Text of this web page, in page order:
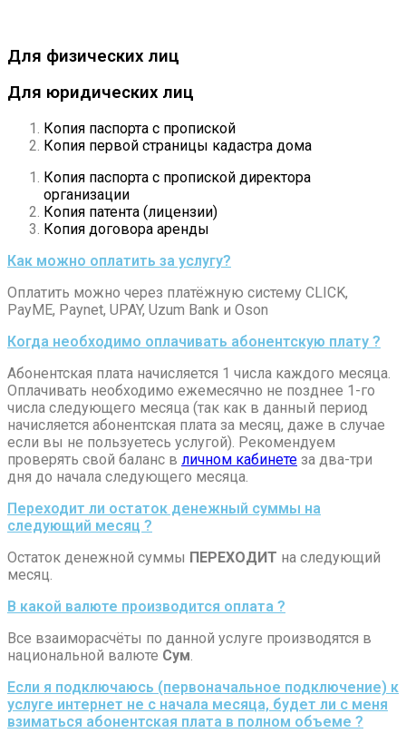
Для физических лиц
Для юридических лиц
Копия паспорта с пропиской
Копия первой страницы кадастра дома
Копия паспорта с пропиской директора
организации
Копия патента (лицензии)
Копия договора аренды
Как можно оплатить за услугу?
Оплатить можно через платёжную систему CLICK,
PayME, Paynet, UPAY, Uzum Bank и Oson
Когда необходимо оплачивать абонентскую плату ?
Абонентская плата начисляется 1 числа каждого месяца.
Оплачивать необходимо ежемесячно не позднее 1-го
числа следующего месяца (так как в данный период
начисляется абонентская плата за месяц, даже в случае
если вы не пользуетесь услугой). Рекомендуем
проверять свой баланс в личном кабинете за два-три
дня до начала следующего месяца.
Переходит ли остаток денежный суммы на
следующий месяц ?
Остаток денежной суммы ПЕРЕХОДИТ на следующий
месяц.
В какой валюте производится оплата ?
Все взаиморасчёты по данной услуге производятся в
национальной валюте Сум.
Если я подключаюсь (первоначальное подключение) к
услуге интернет не с начала месяца, будет ли с меня
взиматься абонентская плата в полном объеме ?